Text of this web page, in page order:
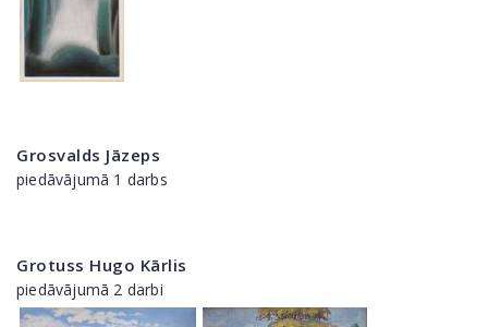
Grosvalds Jāzeps
piedāvājumā 1 darbs
Grotuss Hugo Kārlis
piedāvājumā 2 darbi